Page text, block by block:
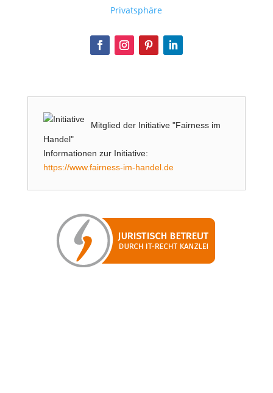
Privatsphäre
Mitglied der Initiative "Fairness im
Handel"
Informationen zur Initiative:
https://www.fairness-im-handel.de